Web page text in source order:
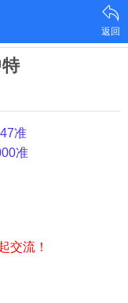
返回
准
准
交流！